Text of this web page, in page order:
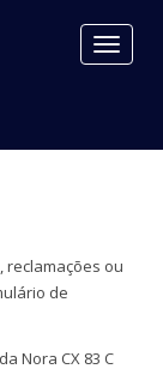
Toggle
ou
de
Nora CX 83 C